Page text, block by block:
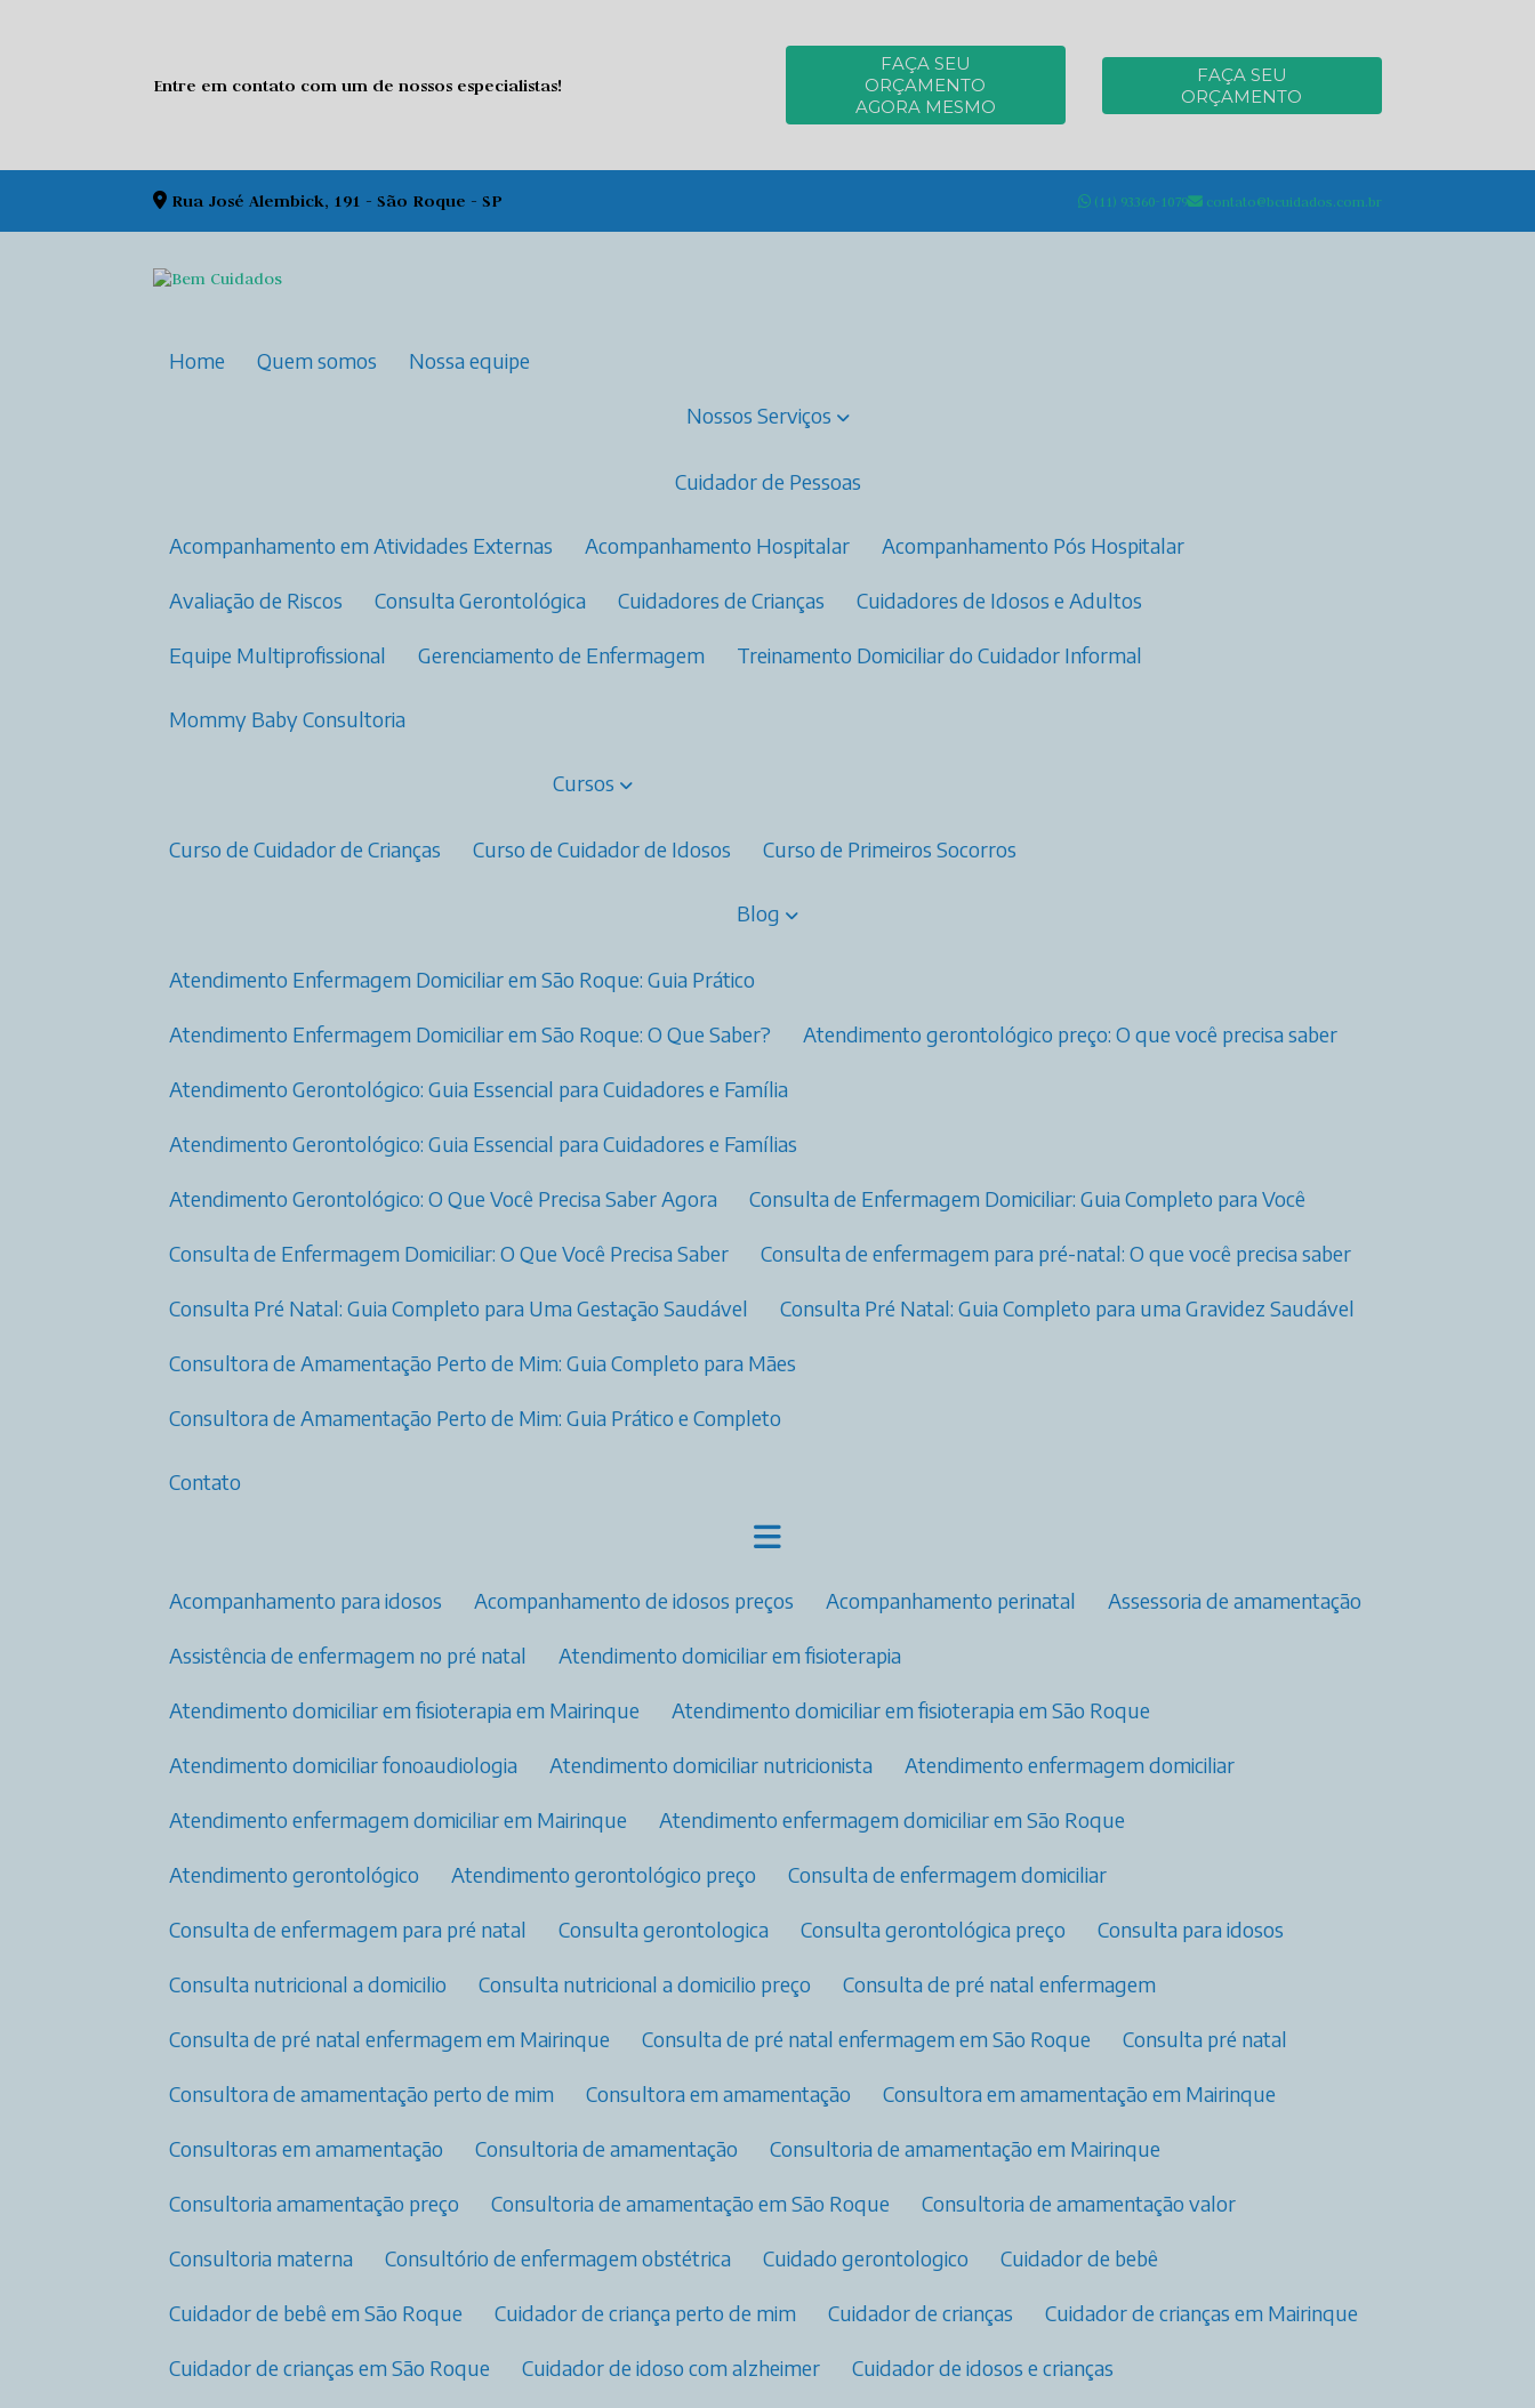
Entre em contato com um de nossos especialistas!
FAÇA SEU
ORÇAMENTO
AGORA MESMO
FAÇA SEU
ORÇAMENTO
Rua José Alembick, 191 - São Roque - SP (11) 93360-1079 contato@bcuidados.com.br
Home Quem somos Nossa equipe
Nossos Serviços
Cuidador de Pessoas
Acompanhamento em Atividades Externas Acompanhamento Hospitalar Acompanhamento Pós Hospitalar
Avaliação de Riscos Consulta Gerontológica Cuidadores de Crianças Cuidadores de Idosos e Adultos
Equipe Multiprofissional Gerenciamento de Enfermagem Treinamento Domiciliar do Cuidador Informal
Mommy Baby Consultoria
Cursos
Curso de Cuidador de Crianças Curso de Cuidador de Idosos Curso de Primeiros Socorros
Blog
Atendimento Enfermagem Domiciliar em São Roque: Guia Prático
Atendimento Enfermagem Domiciliar em São Roque: O Que Saber? Atendimento gerontológico preço: O que você precisa saber
Atendimento Gerontológico: Guia Essencial para Cuidadores e Família
Atendimento Gerontológico: Guia Essencial para Cuidadores e Famílias
Atendimento Gerontológico: O Que Você Precisa Saber Agora Consulta de Enfermagem Domiciliar: Guia Completo para Você
Consulta de Enfermagem Domiciliar: O Que Você Precisa Saber Consulta de enfermagem para pré-natal: O que você precisa saber
Consulta Pré Natal: Guia Completo para Uma Gestação Saudável Consulta Pré Natal: Guia Completo para uma Gravidez Saudável
Consultora de Amamentação Perto de Mim: Guia Completo para Mães
Consultora de Amamentação Perto de Mim: Guia Prático e Completo
Contato
Acompanhamento para idosos Acompanhamento de idosos preços Acompanhamento perinatal Assessoria de amamentação
Assistência de enfermagem no pré natal​ Atendimento domiciliar em fisioterapia
Atendimento domiciliar em fisioterapia em Mairinque Atendimento domiciliar em fisioterapia em São Roque
Atendimento domiciliar fonoaudiologia Atendimento domiciliar nutricionista Atendimento enfermagem domiciliar
Atendimento enfermagem domiciliar em Mairinque Atendimento enfermagem domiciliar em São Roque
Atendimento gerontológico Atendimento gerontológico preço Consulta de enfermagem domiciliar
Consulta de enfermagem para pré natal​ Consulta gerontologica Consulta gerontológica preço Consulta para idosos
Consulta nutricional a domicilio Consulta nutricional a domicilio preço Consulta de pré natal enfermagem​
Consulta de pré natal enfermagem​ em Mairinque Consulta de pré natal enfermagem​ em São Roque Consulta pré natal​
Consultora de amamentação perto de mim Consultora em amamentação​ Consultora em amamentação​ em Mairinque
Consultoras em amamentação​ Consultoria de amamentação Consultoria de amamentação em Mairinque
Consultoria amamentação preço Consultoria de amamentação em São Roque Consultoria de amamentação valor
Consultoria materna Consultório de enfermagem obstétrica​ Cuidado gerontologico Cuidador de bebê
Cuidador de bebê em São Roque Cuidador de criança perto de mim Cuidador de crianças Cuidador de crianças em Mairinque
Cuidador de crianças em São Roque Cuidador de idoso com alzheimer Cuidador de idosos e crianças